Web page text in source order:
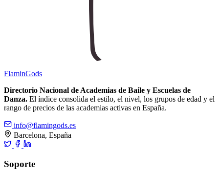
FlaminGods
Directorio Nacional de Academias de Baile y Escuelas de
Danza. El índice consolida el estilo, el nivel, los grupos de edad y el
rango de precios de las academias activas en España.
info@flamingods.es
Barcelona, España
Soporte